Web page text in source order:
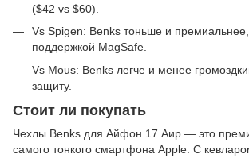
($42 vs $60).
Vs Spigen: Benks тоньше и
поддержкой MagSafe.
Vs Mous: Benks легче и менее
защиту.
Стоит ли покупать
Чехлы Benks для Айфон 17 Аир — это
самого тонкого смартфона Apple. С